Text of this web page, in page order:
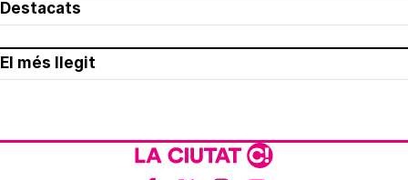
Destacats
El més llegit